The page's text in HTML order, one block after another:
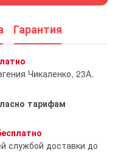
Гарантия
Чикаленко, 23А.
тарифам
службой доставки до